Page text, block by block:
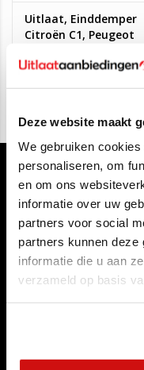
Deze website maakt
We gebruiken
personaliseren, om
en om ons
informatie over uw
partners voor social
partners kunnen deze
informatie die u aan
verzameld op basis
Uitlaat, Einddemper
Citroën C1, Peugeot
Klantenservice
Contact opnemen
Over ons
Herroepingsrecht